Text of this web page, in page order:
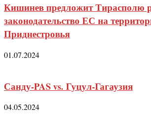
Кишинев предложит Тирасполю
законодательство ЕС на
Приднестровья
01.07.2024
Санду-PAS vs. Гуцул-Гагаузия
04.05.2024